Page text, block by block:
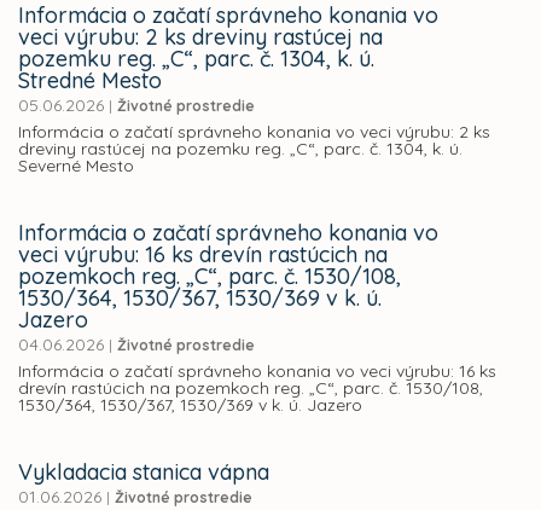
Informácia o začatí správneho konania vo
veci výrubu: 2 ks dreviny rastúcej na
pozemku reg. „C“, parc. č. 1304, k. ú.
Stredné Mesto
05.06.2026 | Životné prostredie
Informácia o začatí správneho konania vo veci výrubu: 2 ks
dreviny rastúcej na pozemku reg. „C“, parc. č. 1304, k. ú.
Severné Mesto
Informácia o začatí správneho konania vo
veci výrubu: 16 ks drevín rastúcich na
pozemkoch reg. „C“, parc. č. 1530/108,
1530/364, 1530/367, 1530/369 v k. ú.
Jazero
04.06.2026 | Životné prostredie
Informácia o začatí správneho konania vo veci výrubu: 16 ks
drevín rastúcich na pozemkoch reg. „C“, parc. č. 1530/108,
1530/364, 1530/367, 1530/369 v k. ú. Jazero
Vykladacia stanica vápna
01.06.2026 | Životné prostredie